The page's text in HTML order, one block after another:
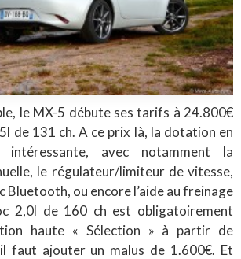
le MX-5 débute ses tarifs à 24.800€
de 131 ch. A ce prix là, la dotation en
intéressante, avec notamment la
le régulateur/limiteur de vitesse,
Bluetooth, ou encore l’aide au freinage
2,0l de 160 ch est obligatoirement
haute « Sélection » à partir de
faut ajouter un malus de 1.600€. Et